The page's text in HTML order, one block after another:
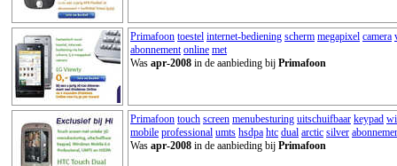
Primafoon toestel internet-bediening scherm megapixel camera
abonnement online met
Was apr-2008 in de aanbieding bij Primafoon
Primafoon touch screen menubesturing uitschuifbaar keypad
mobile professional umts hsdpa htc dual arctic silver
Was apr-2008 in de aanbieding bij Primafoon